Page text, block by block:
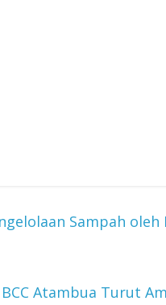
Sampah oleh
BCC Atambua Turut